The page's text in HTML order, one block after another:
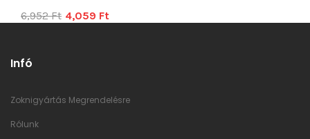
6,952 Ft 4,059 Ft
Infó
Zoknigyártás Megrendelésre
Rólunk